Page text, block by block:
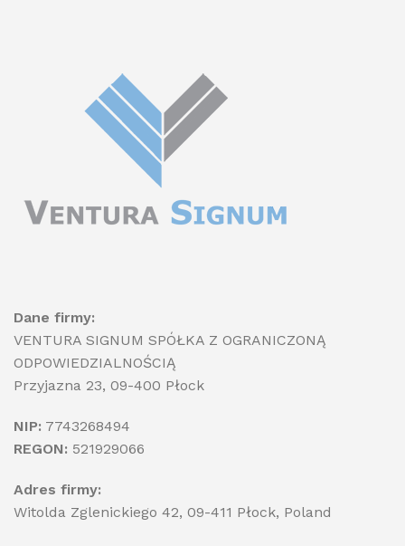
Dane firmy:
VENTURA SIGNUM SPÓŁKA Z OGRANICZONĄ
ODPOWIEDZIALNOŚCIĄ
Przyjazna 23, 09-400 Płock
NIP: 7743268494
REGON: 521929066
Adres firmy:
Witolda Zglenickiego 42, 09-411 Płock, Poland